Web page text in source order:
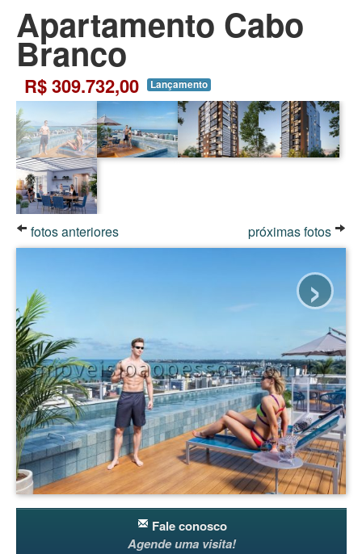
Apartamento Cabo
Branco
R$ 309.732,00 Lançamento
fotos anteriores próximas fotos
›
Fale conosco
Agende uma visita!